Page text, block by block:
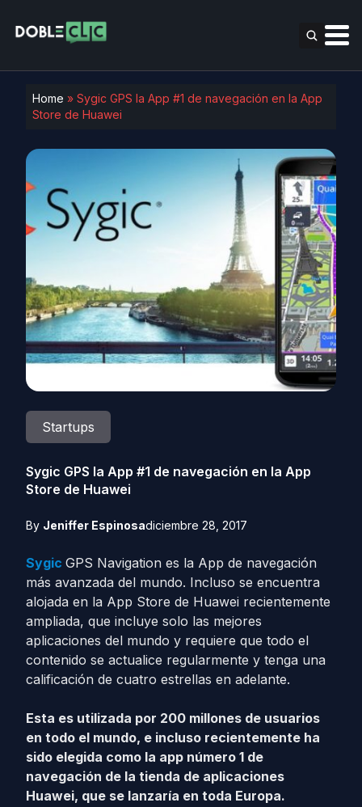
Home » Sygic GPS la App #1 de navegación en la App
Store de Huawei
Startups
Sygic GPS la App #1 de navegación en la App
Store de Huawei
By Jeniffer Espinosadiciembre 28, 2017
Sygic GPS Navigation es la App de navegación
más avanzada del mundo. Incluso se encuentra
alojada en la App Store de Huawei recientemente
ampliada, que incluye solo las mejores
aplicaciones del mundo y requiere que todo el
contenido se actualice regularmente y tenga una
calificación de cuatro estrellas en adelante.
Esta es utilizada por 200 millones de usuarios
en todo el mundo, e incluso recientemente ha
sido elegida como la app número 1 de
navegación de la tienda de aplicaciones
Huawei, que se lanzaría en toda Europa.